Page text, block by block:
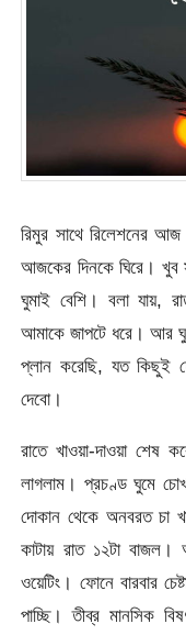
রিমুর সাথে রিলেশনের
আজকের দিনকে ঘিরে।
ঘুমাই বেশি। বলা যায়,
আমাকে জাপটে ধরে। আর
প্লান করেছি, যত কিছুই
দেবো।
রাতে খাওয়া-দাওয়া শেষ
লাগলাম। প্রচণ্ড ঘুমে
দোকান থেকে অনবরত চা
কাটায় রাত ১২টা
ওয়েটিং। ফোনে বারবার
পাচ্ছি। তীব্র মানসিক